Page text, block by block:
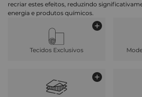
recriar estes efeitos, reduzindo
energia e produtos químicos.
Tecidos Exclusivos